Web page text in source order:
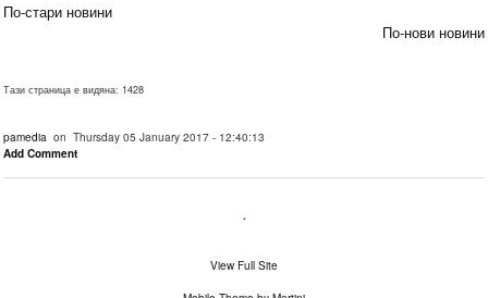
По-стари новини
По-нови новини
Тази страница е видяна: 1428
pamedia on Thursday 05 January 2017 - 12:40:13
Add Comment
.
View Full Site